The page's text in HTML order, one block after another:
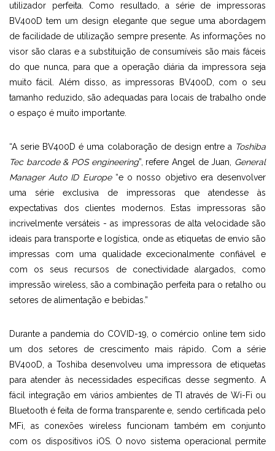
utilizador perfeita. Como resultado, a série de impressoras
BV400D tem um design elegante que segue uma abordagem
de facilidade de utilização sempre presente. As informações no
visor são claras e a substituição de consumíveis são mais fáceis
do que nunca, para que a operação diária da impressora seja
muito fácil. Além disso, as impressoras BV400D, com o seu
tamanho reduzido, são adequadas para locais de trabalho onde
o espaço é muito importante.
“A serie BV400D é uma colaboração de design entre a Toshiba
Tec barcode & POS engineering”, refere Angel de Juan, General
Manager Auto ID Europe“e o nosso objetivo era desenvolver
uma série exclusiva de impressoras que atendesse às
expectativas dos clientes modernos. Estas impressoras são
incrivelmente versáteis - as impressoras de alta velocidade são
ideais para transporte e logística, onde as etiquetas de envio são
impressas com uma qualidade excecionalmente confiável e
com os seus recursos de conectividade alargados, como
impressão wireless, são a combinação perfeita para o retalho ou
setores de alimentação e bebidas.”
Durante a pandemia do COVID-19, o comércio online tem sido
um dos setores de crescimento mais rápido. Com a série
BV400D, a Toshiba desenvolveu uma impressora de etiquetas
para atender às necessidades específicas desse segmento. A
fácil integração em vários ambientes de TI através de Wi-Fi ou
Bluetooth é feita de forma transparente e, sendo certificada pelo
MFi, as conexões wireless funcionam também em conjunto
com os dispositivos iOS. O novo sistema operacional permite